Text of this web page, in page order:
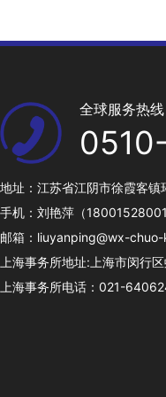
全球服务热线
地址：江苏省江阴市徐霞客镇
手机：刘艳萍（18001528001
邮箱：liuyanping@wx-
上海事务所地址:上海市闵行
上海事务所电话：021-